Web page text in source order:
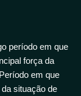
período em que
força da
em que
situação de